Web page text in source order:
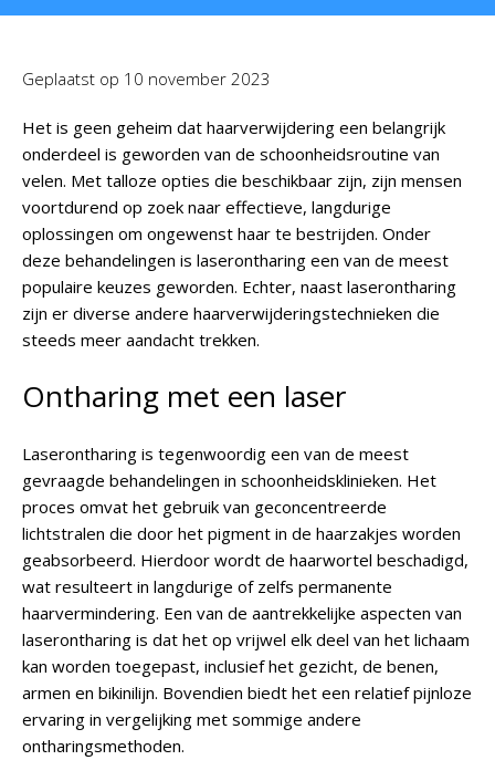
Geplaatst op 10 november 2023
Het is geen geheim dat haarverwijdering een belangrijk
onderdeel is geworden van de schoonheidsroutine van
velen. Met talloze opties die beschikbaar zijn, zijn mensen
voortdurend op zoek naar effectieve, langdurige
oplossingen om ongewenst haar te bestrijden. Onder
deze behandelingen is laserontharing een van de meest
populaire keuzes geworden. Echter, naast laserontharing
zijn er diverse andere haarverwijderingstechnieken die
steeds meer aandacht trekken.
Ontharing met een laser
Laserontharing is tegenwoordig een van de meest
gevraagde behandelingen in schoonheidsklinieken. Het
proces omvat het gebruik van geconcentreerde
lichtstralen die door het pigment in de haarzakjes worden
geabsorbeerd. Hierdoor wordt de haarwortel beschadigd,
wat resulteert in langdurige of zelfs permanente
haarvermindering. Een van de aantrekkelijke aspecten van
laserontharing is dat het op vrijwel elk deel van het lichaam
kan worden toegepast, inclusief het gezicht, de benen,
armen en bikinilijn. Bovendien biedt het een relatief pijnloze
ervaring in vergelijking met sommige andere
ontharingsmethoden.